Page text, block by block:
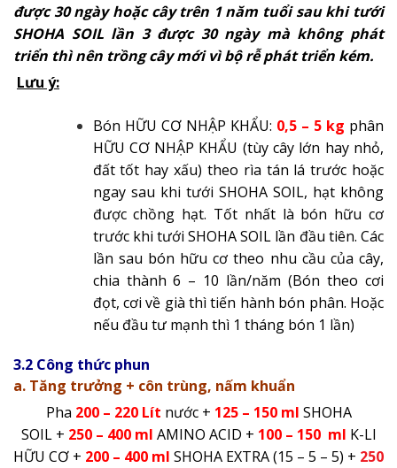
được 30 ngày hoặc cây trên 1 năm tuổi sau khi tưới
SHOHA SOIL lần 3 được 30 ngày mà không phát
triển thì nên trồng cây mới vì bộ rễ phát triển kém.
Lưu ý:
Bón HỮU CƠ NHẬP KHẨU: 0,5 – 5 kg phân
HỮU CƠ NHẬP KHẨU (tùy cây lớn hay nhỏ,
đất tốt hay xấu) theo rìa tán lá trước hoặc
ngay sau khi tưới SHOHA SOIL, hạt không
được chồng hạt. Tốt nhất là bón hữu cơ
trước khi tưới SHOHA SOIL lần đầu tiên. Các
lần sau bón hữu cơ theo nhu cầu của cây,
chia thành 6 – 10 lần/năm (Bón theo cơi
đọt, cơi về già thì tiến hành bón phân. Hoặc
nếu đầu tư mạnh thì 1 tháng bón 1 lần)
3.2 Công thức phun
a. Tăng trưởng + côn trùng, nấm khuẩn
Pha 200 – 220 Lít nước + 125 – 150 ml SHOHA
SOIL + 250 – 400 ml AMINO ACID + 100 – 150 ml K-LI
HỮU CƠ + 200 – 400 ml SHOHA EXTRA (15 – 5 – 5) + 250